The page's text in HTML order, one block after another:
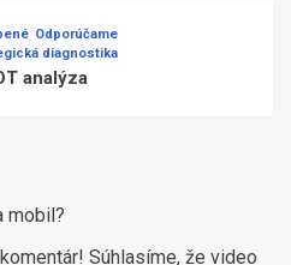
Odporúčame
diagnostika
analýza
mobil?
Súhlasíme, že video